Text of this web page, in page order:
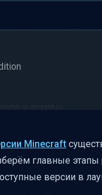
и архивы
— простая таблица
Minecraft
главные
версии в